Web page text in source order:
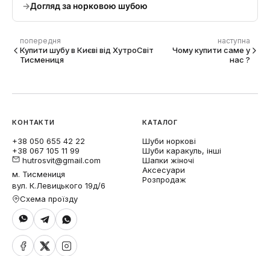
Догляд за норковою шубою
попередня
Купити шубу в Києві від ХутроСвіт
Тисмениця
наступна
Чому купити саме у
нас ?
КОНТАКТИ
+38 050 655 42 22
+38 067 105 11 99
hutrosvit@gmail.com
м. Тисмениця
вул. К.Левицького 19д/6
Схема проїзду
КАТАЛОГ
Шуби норкові
Шуби каракуль, інші
Шапки жіночі
Аксесуари
Розпродаж